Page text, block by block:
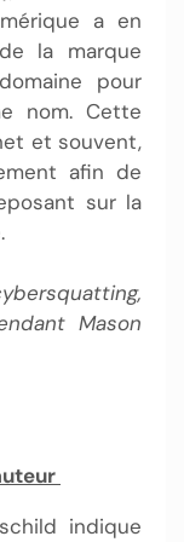
a en
la marque
pour
nom. Cette
et souvent,
afin de
sur la
Mason
indique